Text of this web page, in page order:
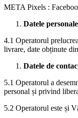
META Pixels :
Datele
4.1 Operatorul
livrare, date obținute
Datele de
5.1 Operatorul a
personal și privind
5.2 Operatorul este și